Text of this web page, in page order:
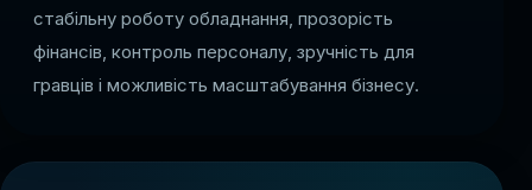
стабільну роботу обладнання, прозорість
фінансів, контроль персоналу, зручність для
гравців і можливість масштабування бізнесу.